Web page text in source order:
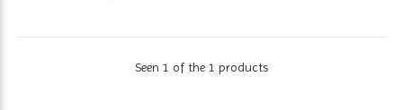
Seen 1 of the 1 products